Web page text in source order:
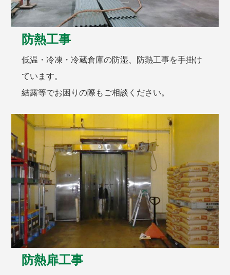
防熱工事
低温・冷凍・冷蔵倉庫の防湿、防熱工事を手掛け
ています。
結露等でお困りの際もご相談ください。
防熱扉工事